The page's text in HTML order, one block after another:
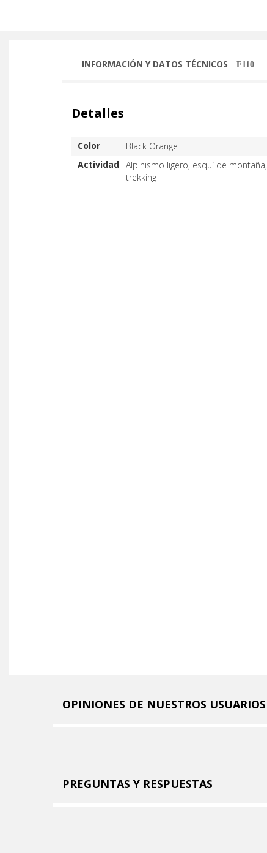
INFORMACIÓN Y DATOS TÉCNICOS
Detalles
Color
Black Orange
Actividad Alpinismo ligero, esquí de montaña,
trekking
OPINIONES DE NUESTROS USUARIOS
PREGUNTAS Y RESPUESTAS